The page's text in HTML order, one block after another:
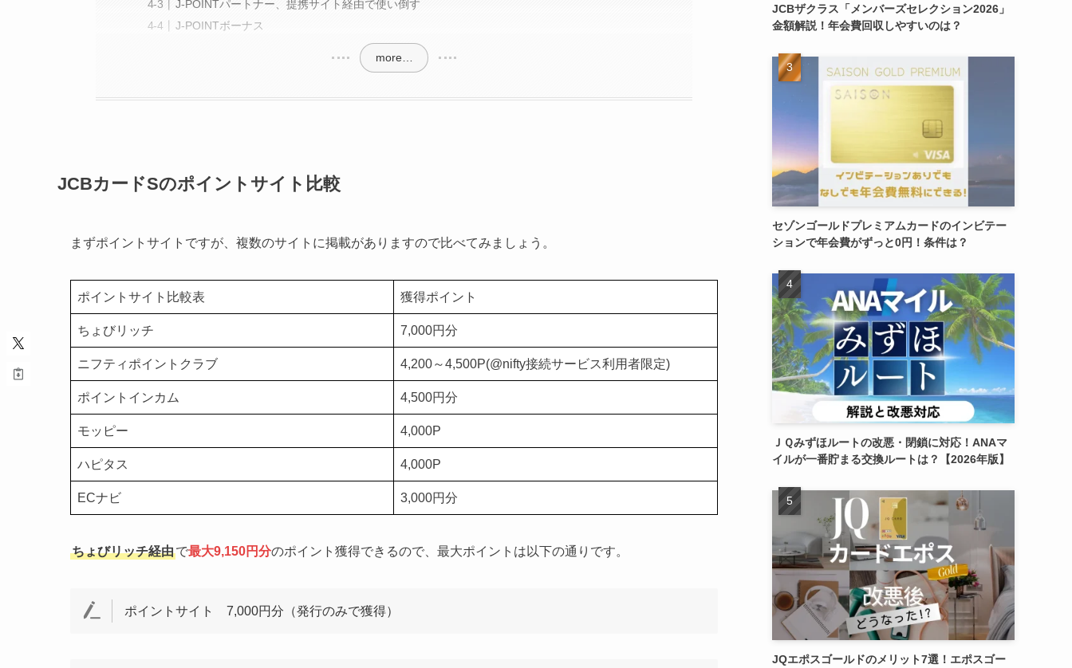
J-POINTパートナー、提携サイト経由で使い倒す
J-POINTボーナス
more…
JCBカードSのポイントサイト比較
まずポイントサイトですが、複数のサイトに掲載がありますので比べてみましょう。
ポイントサイト比較表 獲得ポイント
ちょびリッチ 7,000円分
ニフティポイントクラブ 4,200～4,500P(@nifty接続サービス利用者限定)
ポイントインカム 4,500円分
モッピー 4,000P
ハピタス 4,000P
ECナビ 3,000円分
ちょびリッチ経由で最大9,150円分のポイント獲得できるので、最大ポイントは以下の通りです。
ポイントサイト 7,000円分（発行のみで獲得）
JCBザクラス「メンバーズセレクション2026」
金額解説！年会費回収しやすいのは？
セゾンゴールドプレミアムカードのインビテー
ションで年会費がずっと0円！条件は？
ＪＱみずほルートの改悪・閉鎖に対応！ANAマ
イルが一番貯まる交換ルートは？【2026年版】
JQエポスゴールドのメリット7選！エポスゴー